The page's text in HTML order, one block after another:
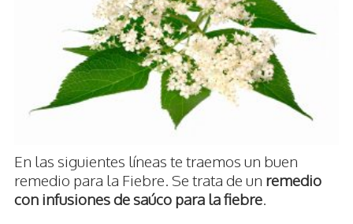
En las siguientes líneas te traemos un buen
remedio para la Fiebre. Se trata de un remedio
con infusiones de saúco para la fiebre